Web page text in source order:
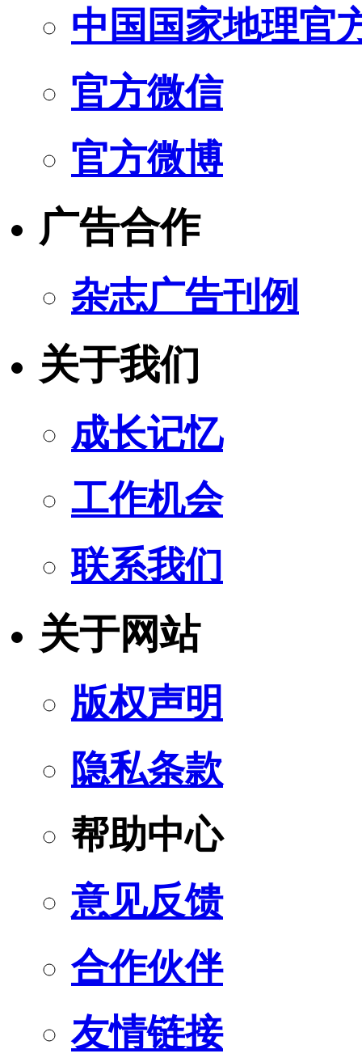
中国国家地理官
官方微信
官方微博
广告合作
杂志广告刊例
关于我们
成长记忆
工作机会
联系我们
关于网站
版权声明
隐私条款
帮助中心
意见反馈
合作伙伴
友情链接